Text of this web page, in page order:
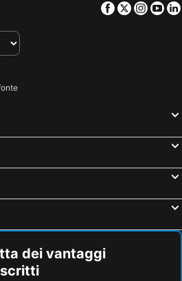
Facebook
Twitter
dei vantaggi